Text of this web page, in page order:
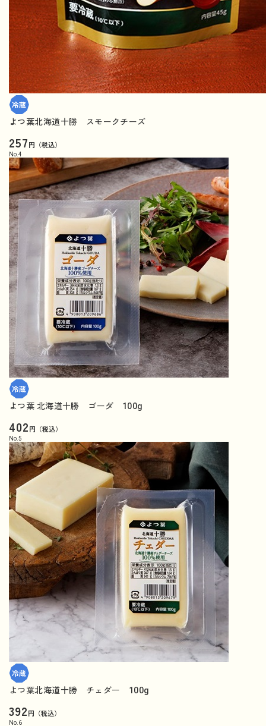
よつ葉北海道十勝 スモークチーズ
257円（税込）
No. 4
よつ葉 北海道十勝 ゴーダ 100g
402円（税込）
No. 5
よつ葉北海道十勝 チェダー 100g
392円（税込）
No. 6